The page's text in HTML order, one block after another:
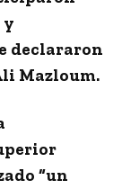
y
declararon
Mazloum.
“un